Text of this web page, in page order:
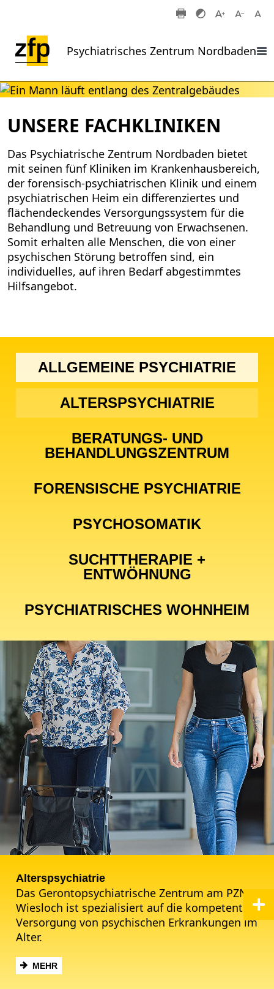
Psychiatrisches Zentrum Nordbaden
UNSERE FACHKLINIKEN
Das Psychiatrische Zentrum Nordbaden bietet
mit seinen fünf Kliniken im Krankenhausbereich,
der forensisch-psychiatrischen Klinik und einem
psychiatrischen Heim ein differenziertes und
flächendeckendes Versorgungssystem für die
Behandlung und Betreuung von Erwachsenen.
Somit erhalten alle Menschen, die von einer
psychischen Störung betroffen sind, ein
individuelles, auf ihren Bedarf abgestimmtes
Hilfsangebot.
ALLGEMEINE PSYCHIATRIE
ALTERSPSYCHIATRIE
BERATUNGS- UND
BEHANDLUNGSZENTRUM
FORENSISCHE PSYCHIATRIE
PSYCHOSOMATIK
SUCHTTHERAPIE +
ENTWÖHNUNG
PSYCHIATRISCHES WOHNHEIM
Alterspsychiatrie
Das Gerontopsychiatrische Zentrum am PZN
Wiesloch ist spezialisiert auf die kompetente
Versorgung von psychischen Erkrankungen im
Alter.
MEHR